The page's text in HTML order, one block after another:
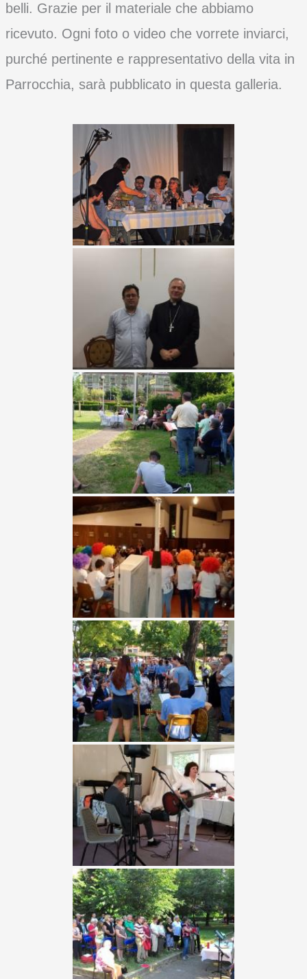
belli. Grazie per il materiale che abbiamo
ricevuto. Ogni foto o video che vorrete inviarci,
purché pertinente e rappresentativo della vita in
Parrocchia, sarà pubblicato in questa galleria.